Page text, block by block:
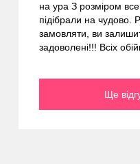
на ура З розміром
підібрали на чудово.
замовляти, ви
задоволені!!! Всіх
Ще